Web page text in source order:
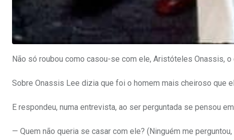
Não só roubou como casou-se com ele, Aristóteles Onassis,
Sobre Onassis Lee dizia que foi o homem mais cheiroso que
E respondeu, numa entrevista, ao ser perguntada se pensou
— Quem não queria se casar com ele? (Ninguém me